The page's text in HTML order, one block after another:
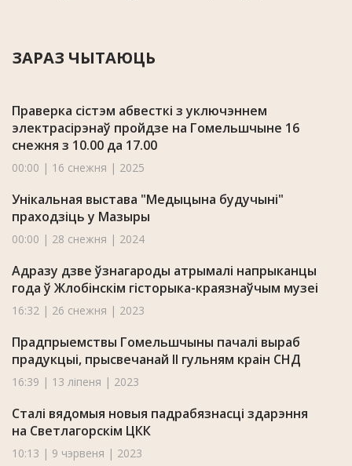
ЗАРАЗ ЧЫТАЮЦЬ
Праверка сістэм абвесткі з уключэннем
электрасірэнаў пройдзе на Гомельшчыне 16
снежня з 10.00 да 17.00
00:00 | 16 снежня | 2025
Унікальная выстава "Медыцына будучыні"
праходзіць у Мазыры
00:00 | 28 снежня | 2024
Адразу дзве ўзнагароды атрымалі напрыканцы
года ў Жлобінскім гісторыка-краязнаўчым музеі
16:32 | 26 снежня | 2023
Прадпрыемствы Гомельшчыны пачалі выраб
прадукцыі, прысвечанай II гульням краін СНД
16:39 | 13 ліпеня | 2023
Сталі вядомыя новыя падрабязнасці здарэння
на Светлагорскім ЦКК
10:13 | 9 чэрвеня | 2023